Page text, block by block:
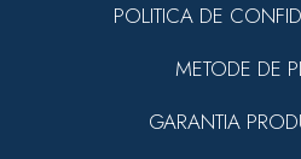
POLITICA DE
METODE DE
GARANTIA